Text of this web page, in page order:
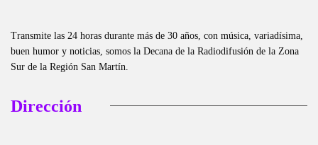
Transmite las 24 horas durante más de 30 años, con música, variadísima,
buen humor y noticias, somos la Decana de la Radiodifusión de la Zona
Sur de la Región San Martín.
Dirección